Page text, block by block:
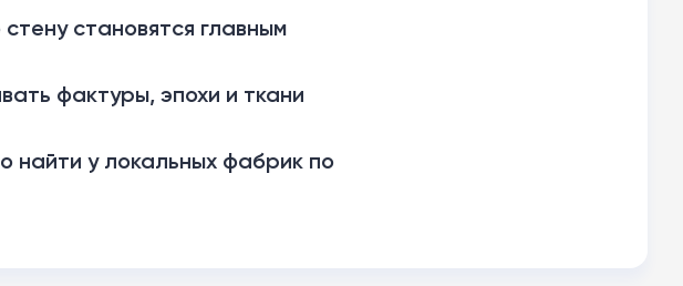
становятся главным
фактуры, эпохи и ткани
найти у локальных фабрик по